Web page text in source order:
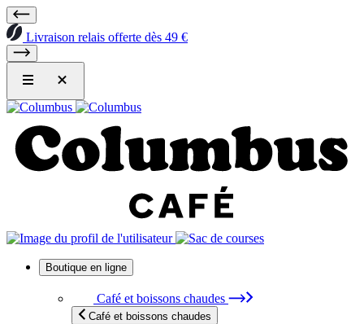
Livraison relais offerte dès 49 €
Boutique en ligne
Café et boissons chaudes
Café et boissons chaudes